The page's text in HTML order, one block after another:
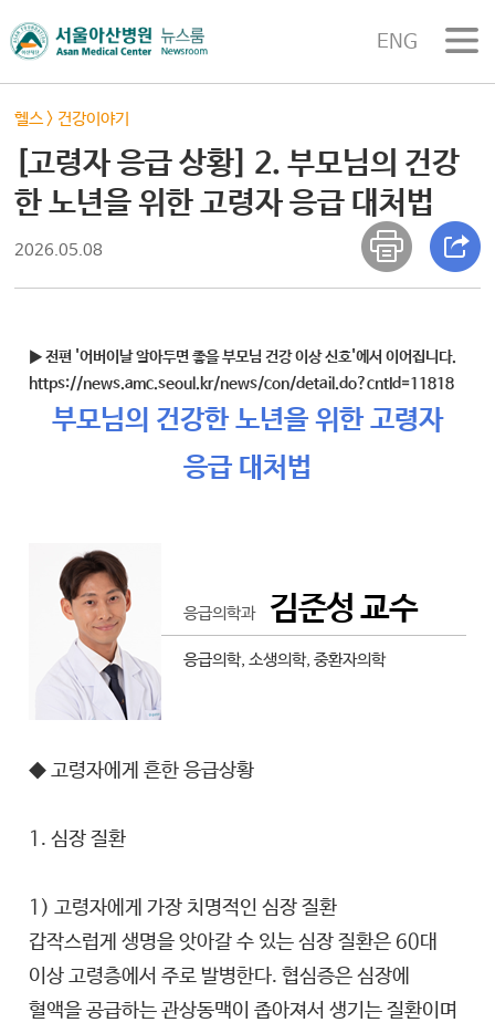
ENG
헬스 > 건강이야기
[고령자 응급 상황] 2. 부모님의 건강
한 노년을 위한 고령자 응급 대처법
2026.05.08
▶ 전편 '어버이날 알아두면 좋을 부모님 건강 이상 신호'에서 이어집니다.
https://news.amc.seoul.kr/news/con/detail.do?cntId=11818
부모님의 건강한 노년을 위한 고령자
응급 대처법
응급의학과김준성 교수
응급의학, 소생의학, 중환자의학
◆ 고령자에게 흔한 응급상황
1. 심장 질환
1) 고령자에게 가장 치명적인 심장 질환
갑작스럽게 생명을 앗아갈 수 있는 심장 질환은 60대
이상 고령층에서 주로 발병한다. 협심증은 심장에
혈액을 공급하는 관상동맥이 좁아져서 생기는 질환이며